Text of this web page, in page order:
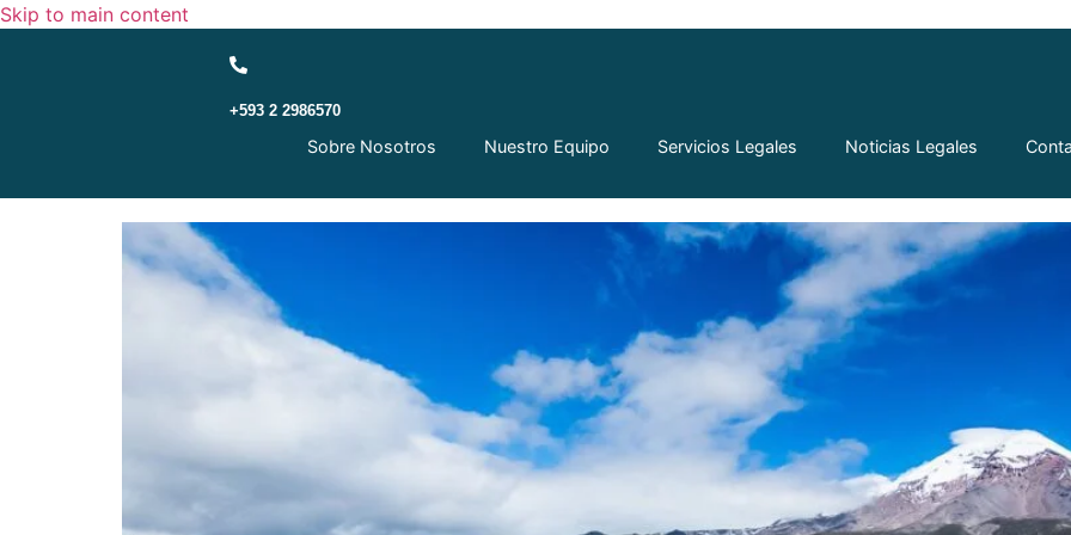
Skip to main content
+593 2 2986570
Sobre Nosotros Nuestro Equipo Servicios Legales Noticias Legales
Oposición Andina: Protegiendo Marcas en la